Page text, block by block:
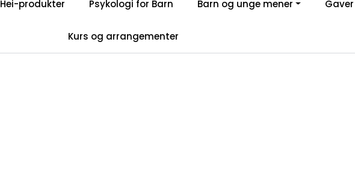
Privatkunde: Fri frakt på ordre over 599 kr.
Hei-produkter Psykologi for Barn Barn og unge mener Gaver
Kurs og arrangementer